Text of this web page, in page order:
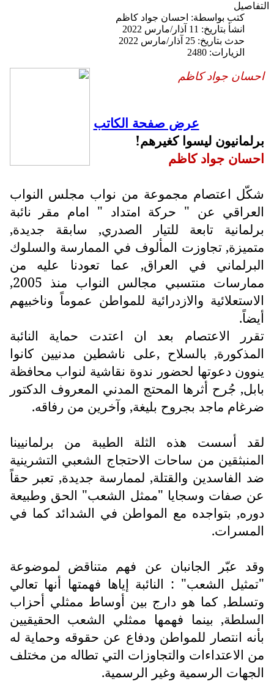
التفاصيل
كتب بواسطة: احسان جواد كاظم
انشأ بتاريخ: 11 آذار/مارس 2022
حدث بتاريخ: 25 آذار/مارس 2022
الزيارات: 2480
احسان جواد كاظم
عرض صفحة الكاتب
برلمانيون ليسوا كغيرهم!
احسان جواد كاظم
شكّل اعتصام مجموعة من نواب مجلس النواب
العراقي عن " حركة امتداد " امام مقر نائبة
برلمانية تابعة للتيار الصدري, سابقة جديدة,
متميزة, تجاوزت المألوف في الممارسة والسلوك
البرلماني في العراق, عما تعودنا عليه من
ممارسات منتسبي مجالس النواب منذ 2005,
الاستعلائية والازدرائية للمواطن عموماً وناخبيهم
أيضاً.
تقرر الاعتصام بعد ان اعتدت حماية النائبة
المذكورة, بالسلاح ,على ناشطين مدنيين كانوا
ينوون دعوتها لحضور ندوة نقاشية لنواب محافظة
بابل, جُرح أثرها المحتج المدني المعروف الدكتور
ضرغام ماجد بجروح بليغة, وآخرين من رفاقه.
لقد أسست هذه الثلة الطيبة من برلمانيينا
المنبثقين من ساحات الاحتجاج الشعبي التشرينية
ضد الفاسدين والقتلة, لممارسة جديدة, تعبر حقاً
عن صفات وسجايا "ممثل الشعب" الحق وطبيعة
دوره, بتواجده مع المواطن في الشدائد كما في
المسرات.
وقد عبّر الجانبان عن فهم متناقض لموضوعة
"تمثيل الشعب" : النائبة إياها فهمتها أنها تعالي
وتسلط, كما هو دارج بين أوساط ممثلي أحزاب
السلطة, بينما فهمها ممثلي الشعب الحقيقيين
بأنه انتصار للمواطن ودفاع عن حقوقه وحماية له
من الاعتداءات والتجاوزات التي تطاله من مختلف
الجهات الرسمية وغير الرسمية.